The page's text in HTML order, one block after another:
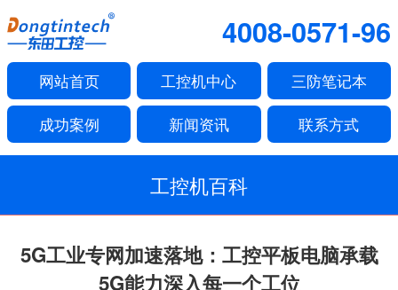
4008-0571-96
网站首页 工控机中心 三防笔记本
成功案例 新闻资讯 联系方式
工控机百科
5G工业专网加速落地：工控平板电脑承载
5G能力深入每一个工位